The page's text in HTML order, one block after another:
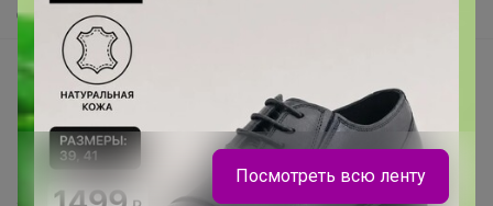
Самое быстрое
Начать зарабатывать с 24-ok
Picabox.ru - Лучшее место для ваших изображений
Розыгрыш - Генератор случайных чисел
Пульс нашего маркетплейсаПосмотреть всю ленту